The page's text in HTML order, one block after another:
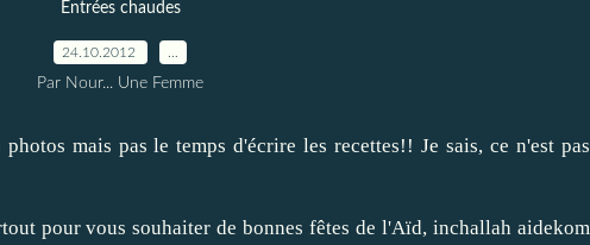
Entrées chaudes
24.10.2012
Par Nour... Une Femme
mais pas le temps d'écrire les recettes!! Je sais, ce n'est pas
pour vous souhaiter de bonnes fêtes de l'Aïd, inchallah aidekom